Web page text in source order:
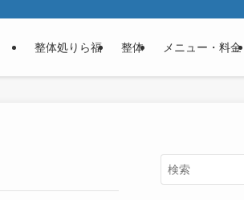
整体処りら福 整体 メニュー・料金